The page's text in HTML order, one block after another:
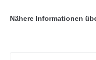
Nähere Informationen